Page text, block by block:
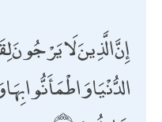
إِنَّ الَّذِينَ لَا يَرْجُونَ
الدُّنْيَا وَاطْمَأَنُّوا